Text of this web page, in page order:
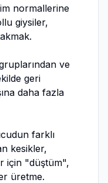
normallerine
giysiler,
ve
geri
daha fazla
farklı
kesikler,
için "düştüm",
üretme.